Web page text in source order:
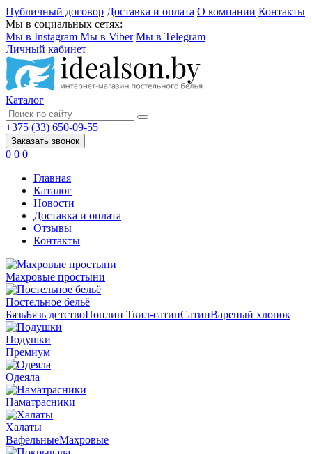
Публичный договор Доставка и оплата О компании Контакты
Мы в социальных сетях:
Мы в Instagram Мы в Viber Мы в Telegram
Личный кабинет
Каталог
+375 (33) 650-09-55
Заказать звонок
0 0 0
Главная
Каталог
Новости
Доставка и оплата
Отзывы
Контакты
Махровые простыни
Постельное бельё
БязьБязь детствоПоплин Твил-сатинСатинВареный хлопок
Подушки
Премиум
Одеяла
Наматрасники
Халаты
ВафельныеМахровые